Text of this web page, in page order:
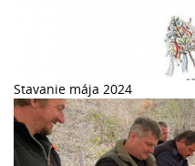
Stavanie mája 2024